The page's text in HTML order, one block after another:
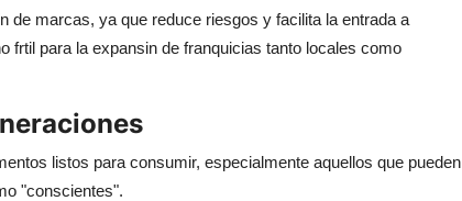
de marcas, ya que reduce riesgos y facilita la entrada a
frtil para la expansin de franquicias tanto locales como
listos para consumir, especialmente aquellos que pueden
"conscientes".